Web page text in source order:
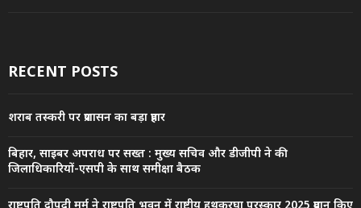
RECENT POSTS
शराब तस्करी पर प्रशासन का बड़ा प्रहार
बिहार, साइबर अपराध पर सख्त : मुख्य सचिव और डीजीपी ने की
जिलाधिकारियों-एसपी के साथ समीक्षा बैठक